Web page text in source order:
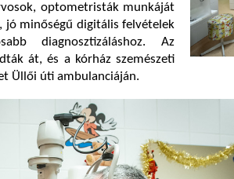
optometristák munkáját
jó minőségű digitális felvételek
diagnosztizáláshoz. Az
át, és a kórház szemészeti
Üllői úti ambulanciáján.